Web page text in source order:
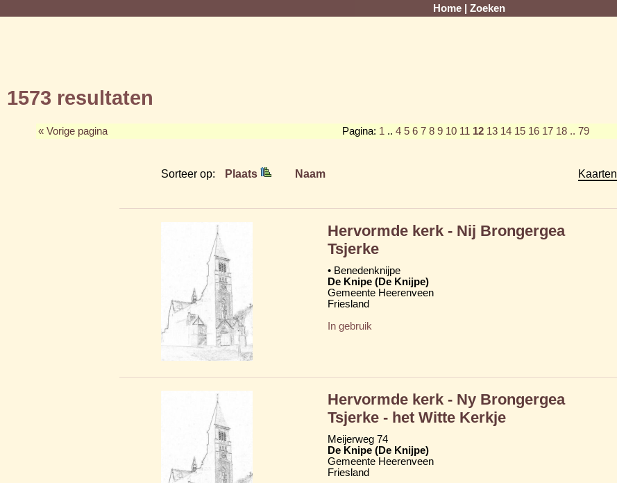
Home Zoeken
1573 resultaten
« Vorige pagina Pagina: 1 .. 4 5 6 7 8 9 10 11 12 13 14 15 16 17 18 .. 79
Sorteer op: Plaats Naam Kaarten
Hervormde kerk - Nij Brongergea
Tsjerke
• Benedenknijpe
De Knipe (De Knijpe)
Gemeente Heerenveen
Friesland
In gebruik
Hervormde kerk - Ny Brongergea
Tsjerke - het Witte Kerkje
Meijerweg 74
De Knipe (De Knijpe)
Gemeente Heerenveen
Friesland